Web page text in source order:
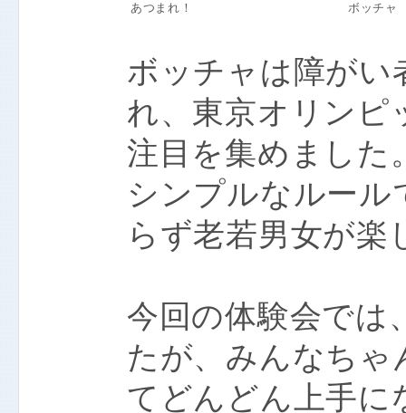
あつまれ！ ボッチャ
ボッチャは障がい
れ、東京オリンピ
注目を集めました
シンプルなルール
らず老若男女が楽
今回の体験会では
たが、みんなちゃ
てどんどん上手に